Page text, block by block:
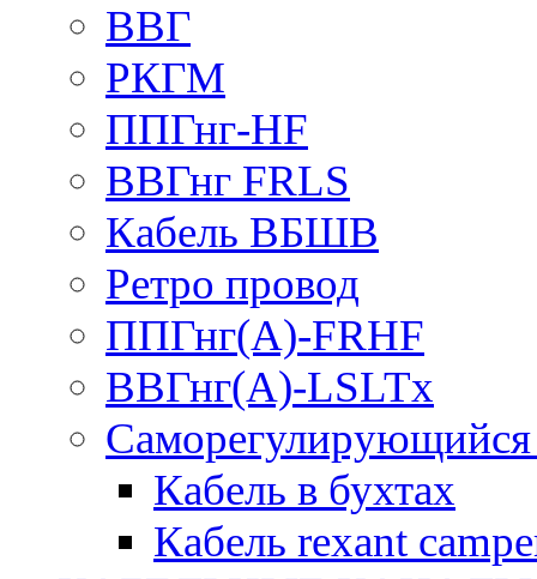
ВВГ
РКГМ
ППГнг-HF
ВВГнг FRLS
Кабель ВБШВ
Ретро провод
ППГнг(А)-FRHF
ВВГнг(А)-LSLTx
Саморегулирующийся
Кабель в бухтах
Кабель rexant